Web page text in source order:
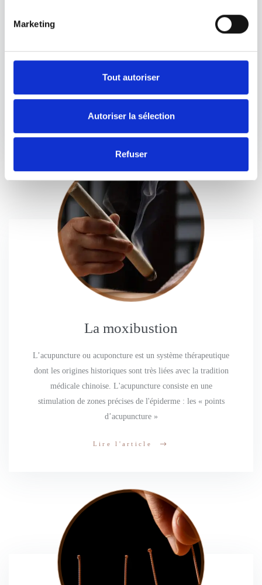
Marketing
Tout autoriser
Autoriser la sélection
Refuser
manière plus générale, de la culture Chinoise et de
l’hygiène de vie en Chine. Il est l’art de préserver la vie, à
travers la respiration, la méditation, la visualisation et le
corps.
La moxibustion
L’acupuncture ou acuponcture est un système thérapeutique
dont les origines historiques sont très liées avec la tradition
médicale chinoise. L'acupuncture consiste en une
stimulation de zones précises de l'épiderme : les « points
d’acupuncture »
Lire l'article